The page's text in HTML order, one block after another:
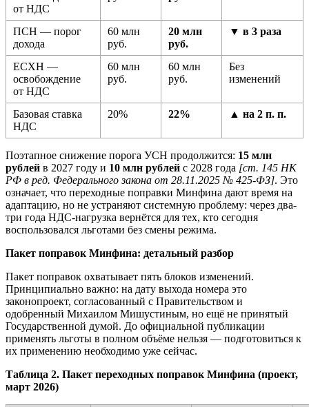
от НДС
ПСН — порог
дохода
60 млн
руб.
20 млн
руб.
▼ в 3 раза
ЕСХН —
освобождение
от НДС
60 млн
руб.
60 млн
руб.
Без
изменений
Базовая ставка
НДС
20% 22% ▲ на 2 п. п.
Поэтапное снижение порога УСН продолжится: 15 млн
рублей в 2027 году и 10 млн рублей с 2028 года [ст. 145 НК
РФ в ред. Федерального закона от 28.11.2025 № 425-ФЗ]. Это
означает, что переходные поправки Минфина дают время на
адаптацию, но не устраняют системную проблему: через два-
три года НДС-нагрузка вернётся для тех, кто сегодня
воспользовался льготами без смены режима.
Пакет поправок Минфина: детальный разбор
Пакет поправок охватывает пять блоков изменений.
Принципиально важно: на дату выхода номера это
законопроект, согласованный с Правительством и
одобренный Михаилом Мишустиным, но ещё не принятый
Государственной думой. До официальной публикации
применять льготы в полном объёме нельзя — подготовиться к
их применению необходимо уже сейчас.
Таблица 2. Пакет переходных поправок Минфина (проект,
март 2026)